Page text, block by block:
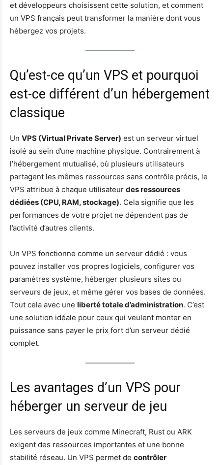
et développeurs choisissent cette solution, et comment
un VPS français peut transformer la manière dont vous
hébergez vos projets.
Qu’est-ce qu’un VPS et pourquoi
est-ce différent d’un hébergement
classique
Un VPS (Virtual Private Server) est un serveur virtuel
isolé au sein d’une machine physique. Contrairement à
l’hébergement mutualisé, où plusieurs utilisateurs
partagent les mêmes ressources sans contrôle précis, le
VPS attribue à chaque utilisateur des ressources
dédiées (CPU, RAM, stockage). Cela signifie que les
performances de votre projet ne dépendent pas de
l’activité d’autres clients.
Un VPS fonctionne comme un serveur dédié : vous
pouvez installer vos propres logiciels, configurer vos
paramètres système, héberger plusieurs sites ou
serveurs de jeux, et même gérer vos bases de données.
Tout cela avec une liberté totale d’administration. C’est
une solution idéale pour ceux qui veulent monter en
puissance sans payer le prix fort d’un serveur dédié
complet.
Les avantages d’un VPS pour
héberger un serveur de jeu
Les serveurs de jeux comme Minecraft, Rust ou ARK
exigent des ressources importantes et une bonne
stabilité réseau. Un VPS permet de contrôler